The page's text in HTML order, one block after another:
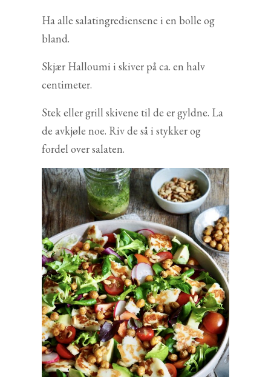
Ha alle salatingrediensene i en bolle og
bland.
Skjær Halloumi i skiver på ca. en halv
centimeter.
Stek eller grill skivene til de er gyldne. La
de avkjøle noe. Riv de så i stykker og
fordel over salaten.